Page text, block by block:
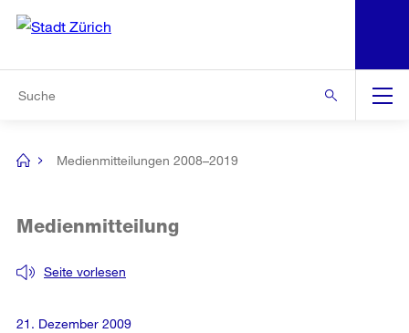
Navigation
[no
Medienmitteilungen 2008–2019
Seite vorlesen
Medienmitteilung
21. Dezember 2009